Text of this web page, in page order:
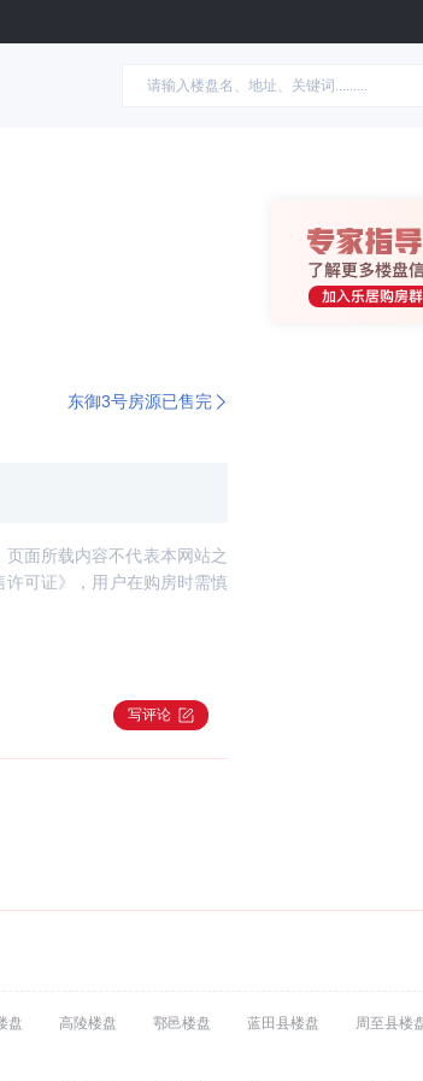
东御3号房源已售完
面所载内容不代表本网站之
可证》，用户在购房时需慎
写评论
盘 高陵楼盘 鄠邑楼盘 蓝田县楼盘 周至县楼